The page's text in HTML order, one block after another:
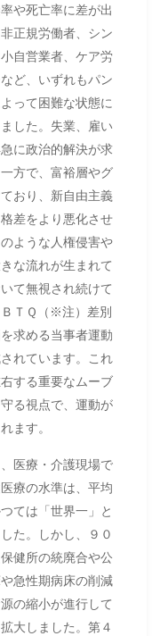
や死亡率に差が出
正規労働者、シン
自営業者、ケア労
ど、いずれもパン
って困難な状態に
した。失業、雇い
に政治的解決が求
方で、富裕層やグ
おり、新自由主義
差をより悪化させ
ような人権侵害や
な流れが生まれて
て無視され続けて
ＴＱ（※注）差別
求める当事者運動
れています。これ
する重要なムーブ
る視点で、運動が
ます。
医療・介護現場で
療の水準は、平均
ては「世界一」と
た。しかし、９０
健所の統廃合や公
急性期病床の削減
の縮小が進行して
大しました。第４